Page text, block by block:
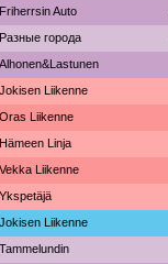
Friherrsin Auto
Разные города
Alhonen&Lastunen
Jokisen Liikenne
Oras Liikenne
Hämeen Linja
Vekka Liikenne
Ykspetäjä
Jokisen Liikenne
Tammelundin